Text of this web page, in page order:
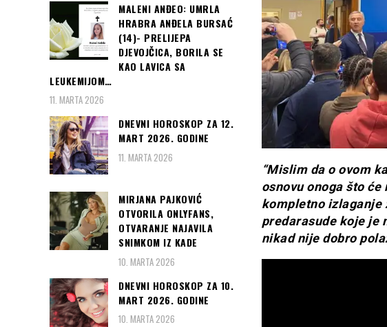
“Mislim da o ovom
osnovu onoga što
kompletno izlaganje
predarasude koje je
nikad nije dobro
MALENI ANĐEO: UMRLA
HRABRA ANĐELA BURSAĆ
(14)- PRELIJEPA
DJEVOJČICA, BORILA SE
KAO LAVICA SA
LEUKEMIJOM…
11. MARTA 2026
DNEVNI HOROSKOP ZA 12.
MART 2026. GODINE
11. MARTA 2026
MIRJANA PAJKOVIĆ
OTVORILA ONLYFANS,
OTVARANJE NAJAVILA
SNIMKOM IZ KADE
10. MARTA 2026
DNEVNI HOROSKOP ZA 10.
MART 2026. GODINE
10. MARTA 2026